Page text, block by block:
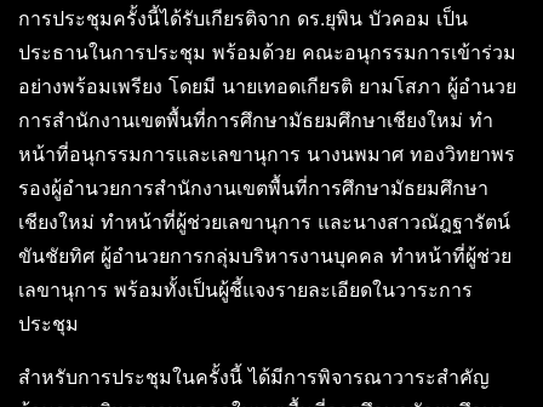
การประชุมครั้งนี้ได้รับเกียรติจาก ดร.ยุพิน บัวคอม เป็น
ประธานในการประชุม พร้อมด้วย คณะอนุกรรมการเข้าร่วม
อย่างพร้อมเพรียง โดยมี นายเทอดเกียรติ ยามโสภา ผู้อำนวย
การสำนักงานเขตพื้นที่การศึกษามัธยมศึกษาเชียงใหม่ ทำ
หน้าที่อนุกรรมการและเลขานุการ นางนพมาศ ทองวิทยาพร
รองผู้อำนวยการสำนักงานเขตพื้นที่การศึกษามัธยมศึกษา
เชียงใหม่ ทำหน้าที่ผู้ช่วยเลขานุการ และนางสาวณัฎฐารัตน์
ขันชัยทิศ ผู้อำนวยการกลุ่มบริหารงานบุคคล ทำหน้าที่ผู้ช่วย
เลขานุการ พร้อมทั้งเป็นผู้ชี้แจงรายละเอียดในวาระการ
ประชุม
สำหรับการประชุมในครั้งนี้ ได้มีการพิจารณาวาระสำคัญ